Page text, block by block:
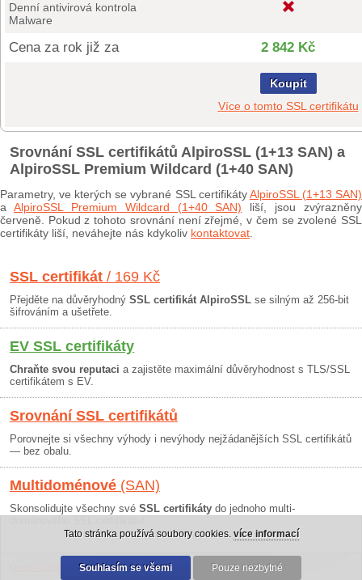
Denní antivirová kontrola
Malware
Cena za rok již za 2 842 Kč
Koupit
Více o tomto SSL certifikátu
Srovnání SSL certifikátů AlpiroSSL (1+13 SAN) a
AlpiroSSL Premium Wildcard (1+40 SAN)
Parametry, ve kterých se vybrané SSL certifikátyAlpiroSSL (1+13 SAN)
a AlpiroSSL Premium Wildcard (1+40 SAN) liší, jsou zvýrazněny
červeně. Pokud z tohoto srovnání není zřejmé, v čem se zvolené SSL
certifikáty liší, neváhejte nás kdykoliv kontaktovat
SSL certifikát / 169 Kč
Přejděte na důvěryhodný SSL certifikát AlpiroSSL se silným až 256-bit
šifrováním a ušetřete.
EV SSL certifikáty
Chraňte svou reputaci a zajistěte maximální důvěryhodnost s TLS/SSL
certifikátem s EV.
Srovnání SSL certifikátů
Porovnejte si všechny výhody i nevýhody nejžádanějších SSL certifikátů
— bez obalu.
Multidoménové (SAN)
Skonsolidujte všechny své SSL certifikáty do jednoho multi-
Obchodní podmínky|30 dní záruka
Tato stránka používá soubory cookies. více informací
Souhlasím se všemi Pouze nezbytné